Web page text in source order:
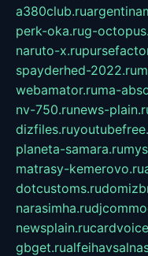
a380club.ru
perk-oka.rug-
naruto-x.ru
spayderhed-2022.ru
webamator.ruma-
nv-750.runews-
dizfiles.ru
planeta-samara.ru
matrasy-kemerovo.ru
dotcustoms.ru
narasimha.ru
newsplain.ru
gbget.ru